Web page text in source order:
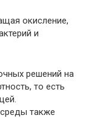
окисление,
и
решений на
то есть
также